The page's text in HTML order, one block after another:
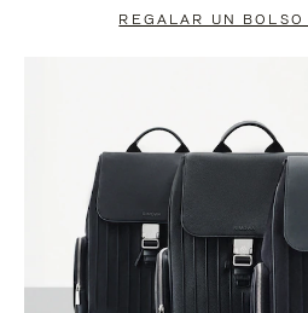
REGALAR UN